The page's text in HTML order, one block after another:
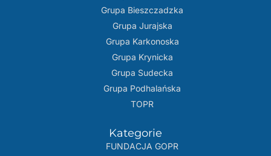
Grupa Bieszczadzka
Grupa Jurajska
Grupa Karkonoska
Grupa Krynicka
Grupa Sudecka
Grupa Podhalańska
TOPR
Kategorie
FUNDACJA GOPR